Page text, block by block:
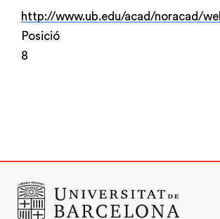
http://www.ub.edu/acad/noracad/
Posició
8